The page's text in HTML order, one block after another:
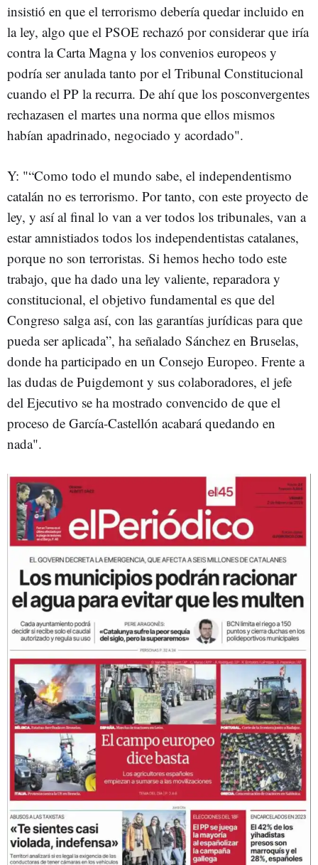
insistió en que el terrorismo debería quedar incluido en
la ley, algo que el PSOE rechazó por considerar que iría
contra la Carta Magna y los convenios europeos y
podría ser anulada tanto por el Tribunal Constitucional
cuando el PP la recurra. De ahí que los posconvergentes
rechazasen el martes una norma que ellos mismos
habían apadrinado, negociado y acordado".
Y: "“Como todo el mundo sabe, el independentismo
catalán no es terrorismo. Por tanto, con este proyecto de
ley, y así al final lo van a ver todos los tribunales, van a
estar amnistiados todos los independentistas catalanes,
porque no son terroristas. Si hemos hecho todo este
trabajo, que ha dado una ley valiente, reparadora y
constitucional, el objetivo fundamental es que del
Congreso salga así, con las garantías jurídicas para que
pueda ser aplicada”, ha señalado Sánchez en Bruselas,
donde ha participado en un Consejo Europeo. Frente a
las dudas de Puigdemont y sus colaboradores, el jefe
del Ejecutivo se ha mostrado convencido de que el
proceso de García-Castellón acabará quedando en
nada".